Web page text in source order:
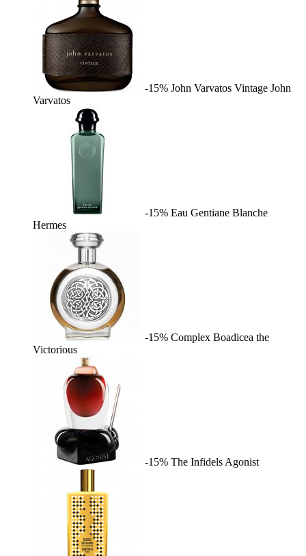
-15% John Varvatos Vintage John
Varvatos
-15% Eau Gentiane Blanche
Hermes
-15% Complex Boadicea the
Victorious
-15% The Infidels Agonist